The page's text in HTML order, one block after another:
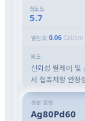
전도도
5.7
열전도 0.06Cal/
용도
신뢰성 릴레이 및
서 접촉저항 안정
성분 조성
Ag80Pd60